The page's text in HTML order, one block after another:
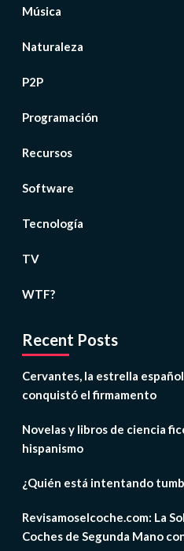
Música
Naturaleza
P2P
Programación
Recursos
Software
Tecnología
TV
WTF?
Recent Posts
Cervantes, la estrella
conquistó el firmamento
Novelas y libros de ciencia
hispanismo
¿Quién está intentando
Revisamoselcoche.com: La
Coches de Segunda Mano